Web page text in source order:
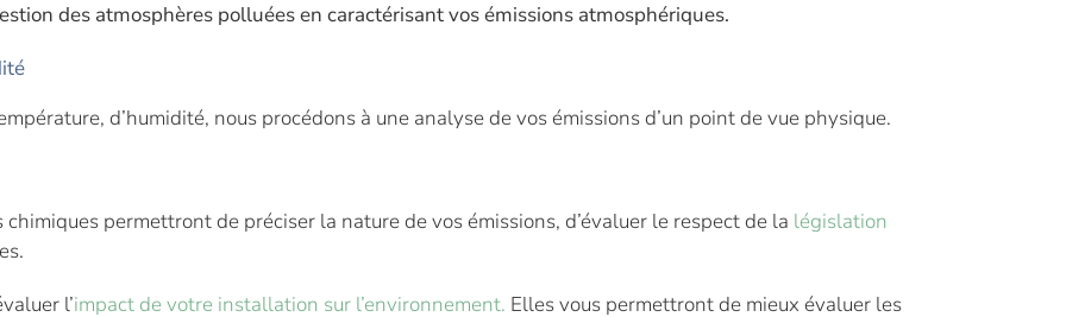
des atmosphères polluées en caractérisant vos émissions atmosphériques.
d’humidité, nous procédons à une analyse de vos émissions d’un point de vue physique.
permettront de préciser la nature de vos émissions, d’évaluer le respect de la législation
l’impact de votre installation sur l’environnement. Elles vous permettront de mieux évaluer les